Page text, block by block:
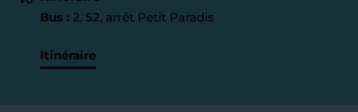
Bus : 2, 52, arrêt Petit Paradis
Itinéraire